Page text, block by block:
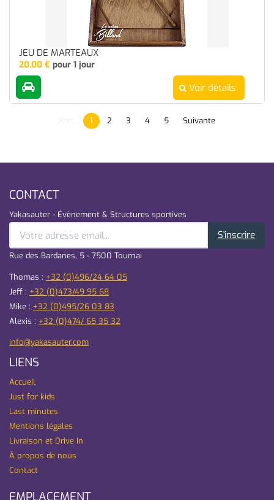
JEU DE MARTEAUX
20,00 € pour 1 jour
Voir détails
1 2 3 4 5 Suivante
CONTACT
Yakasauter - Évènement & Structures sportives
S'inscrire
Rue des Bardanes, 5 - 7500 Tournai
Thomas : +32 (0)496/24 64 05
Jeff : +32 (0)473/49 95 68
Mike : +32 (0)495/26 03 83
Alexis : +32 (0)474/ 65 35 32
info@yakasauter.com
LIENS
Accueil
Just for kids
Last minutes
Mentions légales
Livraison et Drive In
À propos de nous
Contact
EMPLACEMENT